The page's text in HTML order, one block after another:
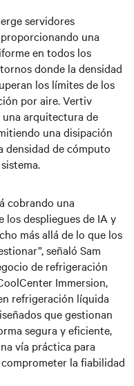
servidores
una
en todos los
donde la densidad
los límites de los
por aire. Vertiv
arquitectura de
una disipación
densidad de cómputo
cobrando una
los despliegues de IA y
más allá de lo que los
señaló Sam
de refrigeración
Immersion,
refrigeración líquida
que gestionan
segura y eficiente,
vía práctica para
la fiabilidad